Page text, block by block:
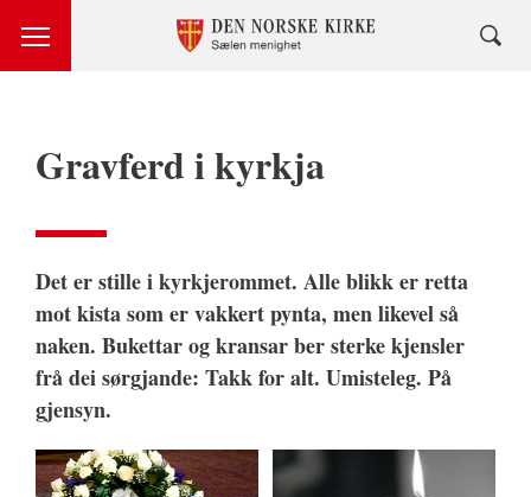
Gravferd i kyrkja
Det er stille i kyrkjerommet. Alle blikk er retta
mot kista som er vakkert pynta, men likevel så
naken. Bukettar og kransar ber sterke kjensler
frå dei sørgjande: Takk for alt. Umisteleg. På
gjensyn.